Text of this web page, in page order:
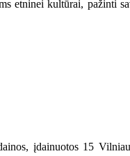
etninei kultūrai, pažinti
įdainuotos 15